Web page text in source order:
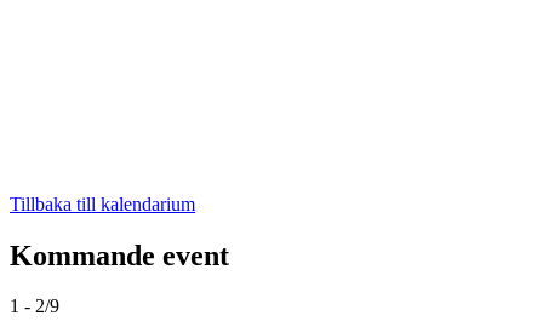
Tillbaka till kalendarium
Kommande event
1 - 2/9